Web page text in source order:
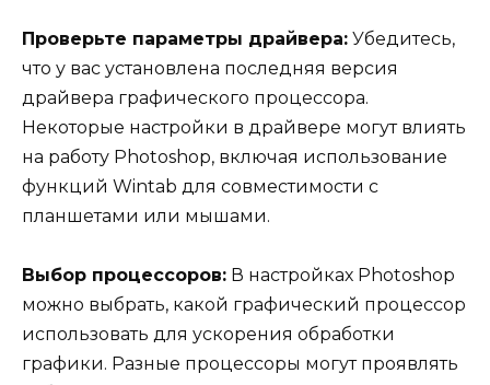
Проверьте параметры драйвера: Убедитесь,
что у вас установлена последняя версия
драйвера графического процессора.
Некоторые настройки в драйвере могут влиять
на работу Photoshop, включая использование
функций Wintab для совместимости с
планшетами или мышами.
Выбор процессоров: В настройках Photoshop
можно выбрать, какой графический процессор
использовать для ускорения обработки
графики. Разные процессоры могут проявлять